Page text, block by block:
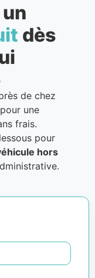
dès
de chez
pour une
frais.
pour
hors